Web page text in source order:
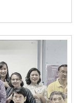
การดังกล่าวจัดขึ้น
มศักยภาพของ
ประดิษฐ์ อันจะนำ
การศึกษาของ
อมรองรับการ
วมกัน โดยได้รับ
วยกรรมการผู้
นือ บริษัท
ทนลงนามทั้งสอง
วมเป็นพยาน ณ
วิทยาลัย